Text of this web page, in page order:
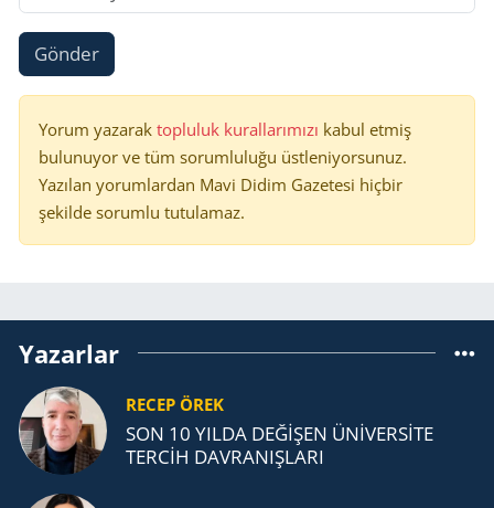
Gönder
Yorum yazarak topluluk kurallarımızı kabul etmiş
bulunuyor ve tüm sorumluluğu üstleniyorsunuz.
Yazılan yorumlardan Mavi Didim Gazetesi hiçbir
şekilde sorumlu tutulamaz.
Yazarlar
RECEP ÖREK
SON 10 YILDA DEĞİŞEN ÜNİVERSİTE
TERCİH DAVRANIŞLARI